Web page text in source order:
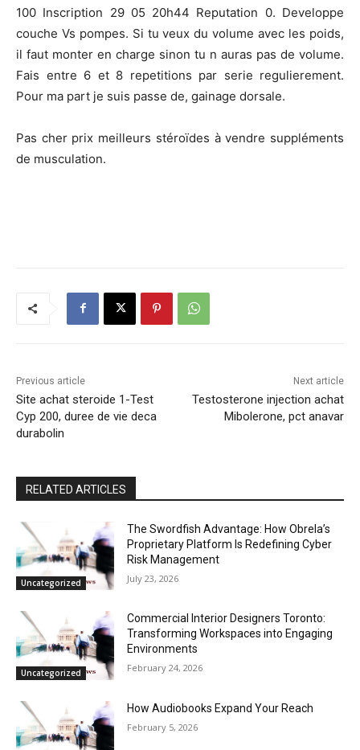
100 Inscription 29 05 20h44 Reputation 0. Developpe
couche Vs pompes. Si tu veux du volume avec les poids,
il faut monter en charge sinon tu n auras pas de volume.
Fais entre 6 et 8 repetitions par serie regulierement.
Pour ma part je suis passe de, gainage dorsale.
Pas cher prix meilleurs stéroïdes à vendre suppléments
de musculation.
Previous article
Site achat steroide 1-Test
Cyp 200, duree de vie deca
durabolin
Next article
Testosterone injection achat
Mibolerone, pct anavar
RELATED ARTICLES
Uncategorized
The Swordfish Advantage: How Obrela’s
Proprietary Platform Is Redefining Cyber
Risk Management
July 23, 2026
Uncategorized
Commercial Interior Designers Toronto:
Transforming Workspaces into Engaging
Environments
February 24, 2026
How Audiobooks Expand Your Reach
February 5, 2026